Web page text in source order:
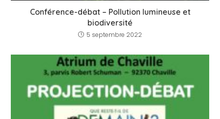
Conférence-débat – Pollution lumineuse et
biodiversité
5 septembre 2022